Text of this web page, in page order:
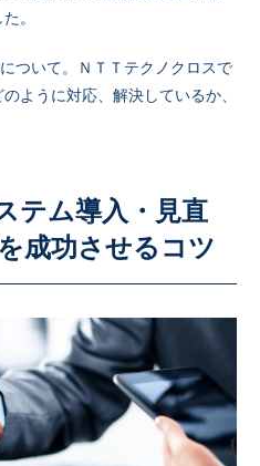
。
ついて。ＮＴＴテクノクロスで
ように対応、解決しているか、
ム導入・見直
成功させるコツ